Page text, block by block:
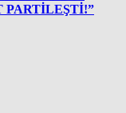
PARTİLEŞTİ!”